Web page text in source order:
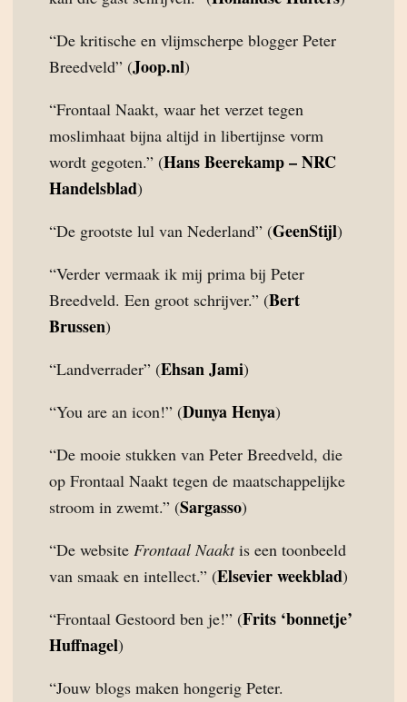
“De kritische en vlijmscherpe blogger Peter
Breedveld” (Joop.nl)
“Frontaal Naakt, waar het verzet tegen
moslimhaat bijna altijd in libertijnse vorm
wordt gegoten.” (Hans Beerekamp – NRC
Handelsblad)
“De grootste lul van Nederland” (GeenStijl)
“Verder vermaak ik mij prima bij Peter
Breedveld. Een groot schrijver.” (Bert
Brussen)
“Landverrader” (Ehsan Jami)
“You are an icon!” (Dunya Henya)
“De mooie stukken van Peter Breedveld, die
op Frontaal Naakt tegen de maatschappelijke
stroom in zwemt.” (Sargasso)
“De website Frontaal Naaktis een toonbeeld
van smaak en intellect.” (Elsevier weekblad)
“Frontaal Gestoord ben je!” (Frits ‘bonnetje’
Huffnagel)
“Jouw blogs maken hongerig Peter.